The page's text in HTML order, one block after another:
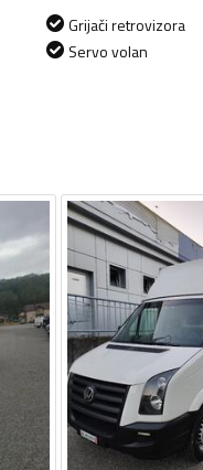
Grijači retrovizora
Servo volan